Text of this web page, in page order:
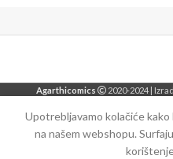
Agarthicomics 2020-2024 |
Upotrebljavamo kolačiće kako
na našem webshopu.